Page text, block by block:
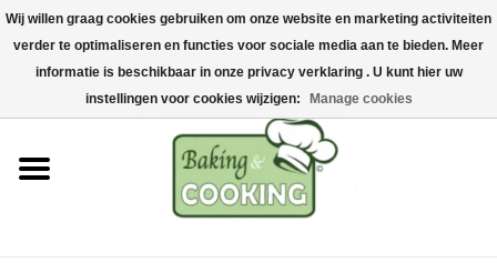
Home
Bak-& kookgerei
Machines & onderdelen
Chocolade & ijsbereiding
Wij willen graag cookies gebruiken om onze website en marketing activiteiten
verder te optimaliseren en functies voor sociale media aan te bieden. Meer
informatie is beschikbaar in onze privacy verklaring . U kunt hier uw
instellingen voor cookies wijzigen:
Manage cookies